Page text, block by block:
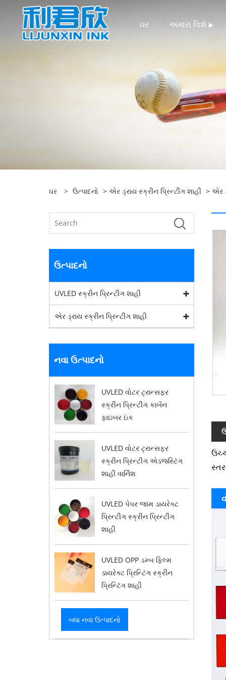
ઘર અમારા વિશે
ઘર > ઉત્પાદનો > એર ડ્રાય સ્ક્રીન પ્રિન્ટીંગ શાહી > એર
ઉત્પાદનો
UVLED સ્ક્રીન પ્રિન્ટીંગ શાહી
એર ડ્રાય સ્ક્રીન પ્રિન્ટીંગ શાહી
નવા ઉત્પાદનો
UVLED વોટર ટ્રાન્સફર
સ્ક્રીન પ્રિન્ટીંગ કાર્બન
ફાઇબર ઇંક
UVLED વોટર ટ્રાન્સફર
સ્ક્રીન પ્રિન્ટીંગ એડજસ્ટિંગ
શાહી વાર્નિશ
UVLED પેપર જામ ડાયરેક્ટ
પ્રિન્ટીંગ સ્ક્રીન પ્રિન્ટીંગ
શાહી
UVLED OPP ડમ્બ ફિલ્મ
ડાયરેક્ટ પ્રિન્ટિંગ સ્ક્રીન
પ્રિન્ટિંગ શાહી
બધા નવા ઉત્પાદનો